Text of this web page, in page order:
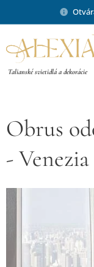
Talianské svietidlá a dekorácie
Obrus
- Venezia